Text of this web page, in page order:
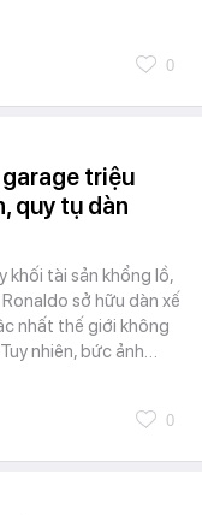
0
triệu
quy tụ dàn
khối tài sản khổng lồ,
sở hữu dàn xế
nhất thế giới không
nhiên, bức ảnh…
0